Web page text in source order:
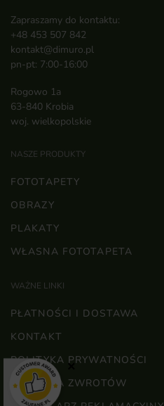
Zapraszamy do kontaktu:
+48 453 507 842
kontakt@dimuro.pl
pn-pt: 7:00-16:00
Rogowo 1a
63-840 Krobia
woj. wielkopolskie
NASZE PRODUKTY
FOTOTAPETY
OBRAZY
PLAKATY
WŁASNA FOTOTAPETA
WAŻNE LINKI
PŁATNOŚCI I DOSTAWA
KONTAKT
POLITYKA PRYWATNOŚCI
POLITYKA ZWROTÓW
×